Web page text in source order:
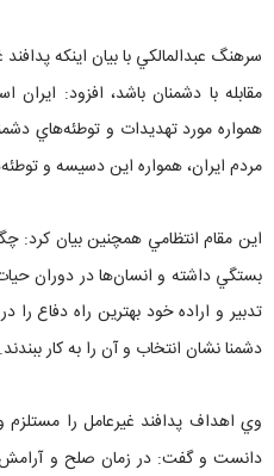
سرهنگ عبدالمالکي با بيان اينکه
مقابله با دشمنان باشد، افزود: ايران
همواره مورد تهديدات و توطئه‌هاي
مردم ايران، همواره اين دسيسه و
اين مقام انتظامي همچنين بيان کرد:
بستگي داشته و انسان‌ها در دوران
تدبير و اراده خود بهترين راه دفاع
دشمنا نشان انتخاب و آن را به کار ببندند.
وي اهداف پدافند غيرعامل را
دانست و گفت: در زمان صلح و